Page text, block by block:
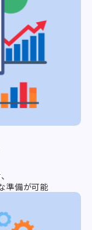
準備が可能